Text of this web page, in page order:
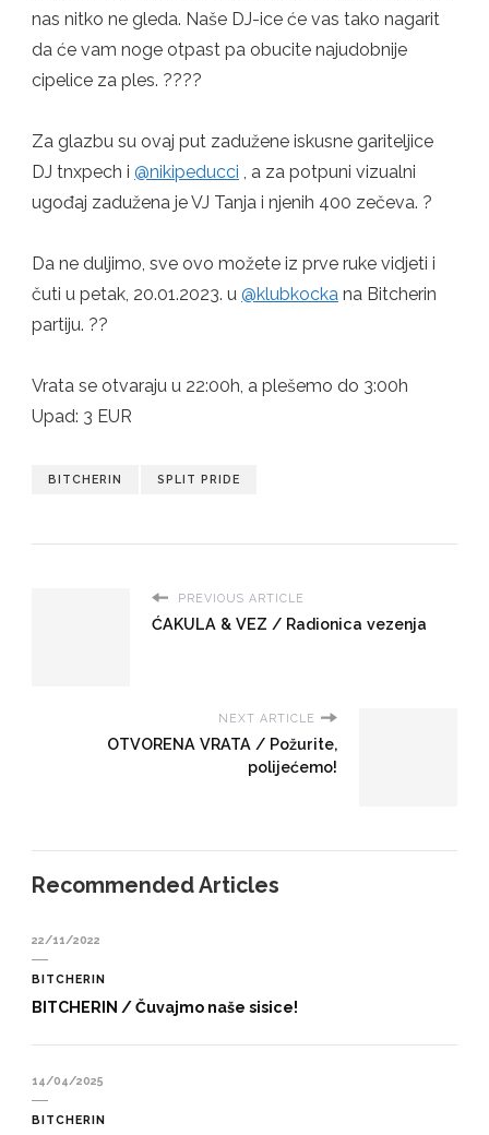
nas nitko ne gleda. Naše DJ-ice će vas tako nagarit
da će vam noge otpast pa obucite najudobnije
cipelice za ples. ????
Za glazbu su ovaj put zadužene iskusne gariteljice
DJ tnxpech i @nikipeducci , a za potpuni vizualni
ugođaj zadužena je VJ Tanja i njenih 400 zečeva. ?
Da ne duljimo, sve ovo možete iz prve ruke vidjeti i
čuti u petak, 20.01.2023. u @klubkocka na Bitcherin
partiju. ?️‍?
Vrata se otvaraju u 22:00h, a plešemo do 3:00h
Upad: 3 EUR
BITCHERIN SPLIT PRIDE
PREVIOUS ARTICLE
ĆAKULA & VEZ / Radionica vezenja
NEXT ARTICLE
OTVORENA VRATA / Požurite,
polijećemo!
Recommended Articles
22/11/2022
BITCHERIN
BITCHERIN / Čuvajmo naše sisice!
14/04/2025
BITCHERIN